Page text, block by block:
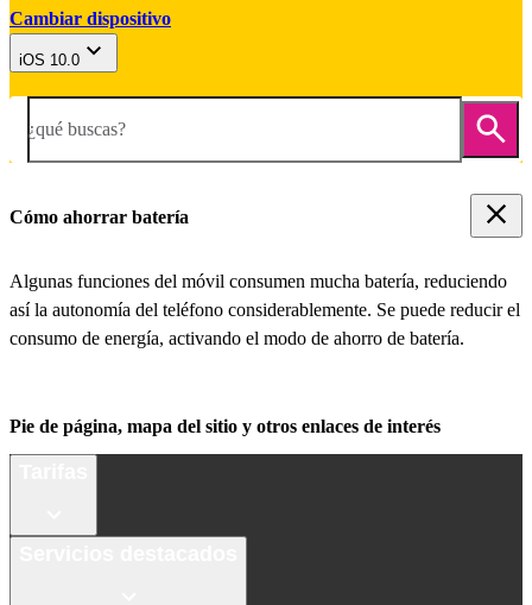
Cambiar dispositivo
iOS 10.0
¿qué buscas?
Cómo ahorrar batería
Algunas funciones del móvil consumen mucha batería, reduciendo
así la autonomía del teléfono considerablemente. Se puede reducir el
consumo de energía, activando el modo de ahorro de batería.
Pie de página, mapa del sitio y otros enlaces de interés